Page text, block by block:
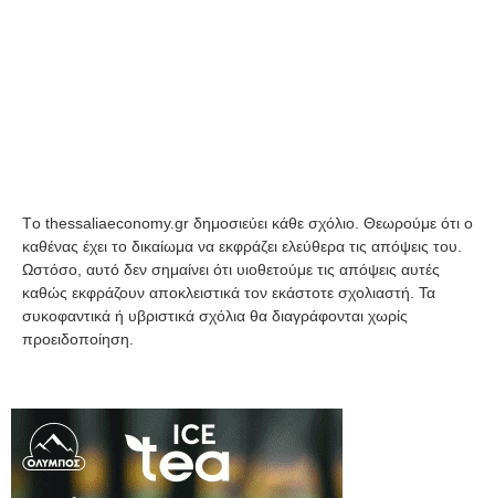
Tο thessaliaeconomy.gr δημοσιεύει κάθε σχόλιο. Θεωρούμε ότι ο
καθένας έχει το δικαίωμα να εκφράζει ελεύθερα τις απόψεις του.
Ωστόσο, αυτό δεν σημαίνει ότι υιοθετούμε τις απόψεις αυτές
καθώς εκφράζουν αποκλειστικά τον εκάστοτε σχολιαστή. Τα
συκοφαντικά ή υβριστικά σχόλια θα διαγράφονται χωρίς
προειδοποίηση.